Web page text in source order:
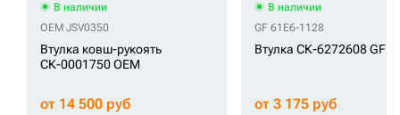
В наличии
OEM JSV0350
Втулка ковш-рукоять
СК-0001750 OEM
от 14 500 руб
В наличии
GF 61E6-1128
Втулка СК-6272608 GF
от 3 175 руб